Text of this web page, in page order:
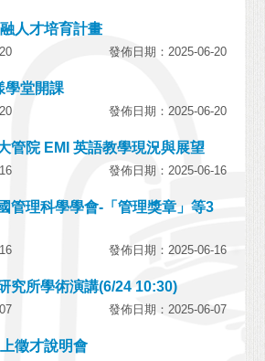
人才培育計畫
發佈日期：2025-06-20
學堂開課
發佈日期：2025-06-20
管院 EMI 英語教學現況與展望
發佈日期：2025-06-16
管理科學學會-「管理獎章」等3
發佈日期：2025-06-16
究所學術演講(6/24 10:30)
發佈日期：2025-06-07
徵才說明會